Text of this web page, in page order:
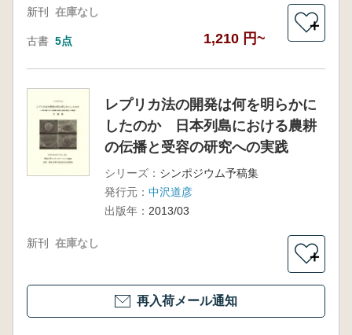
新刊 在庫なし
古書 5点 1,210 円~
＋
レプリカ法の開発は何を明らかに
したのか 日本列島における農耕
の伝播と受容の研究への実践
シリーズ： シンポジウム予稿集
発行元： 中沢道彦
出版年： 2013/03
新刊 在庫なし
＋
再入荷メール通知